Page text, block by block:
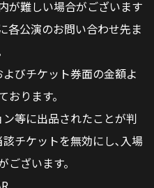
が難しい場合がございます
各公演のお問い合わせ先ま
びチケット券面の金額よ
おります。
等に出品されたことが判
チケットを無効にし､入場
ございます。